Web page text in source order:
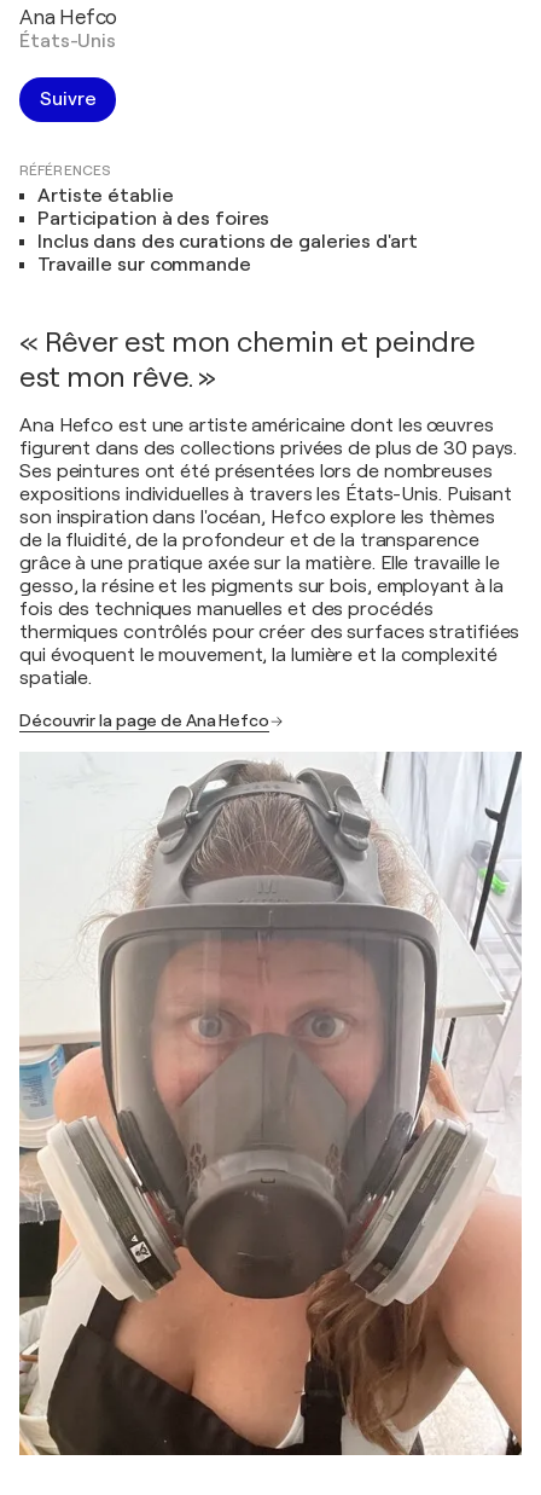
Ana Hefco
États-Unis
Suivre
RÉFÉRENCES
Artiste établie
Participation à des foires
Inclus dans des curations de galeries d'art
Travaille sur commande
« Rêver est mon chemin et peindre
est mon rêve. »
Ana Hefco est une artiste américaine dont les œuvres
figurent dans des collections privées de plus de 30 pays.
Ses peintures ont été présentées lors de nombreuses
expositions individuelles à travers les États-Unis. Puisant
son inspiration dans l'océan, Hefco explore les thèmes
de la fluidité, de la profondeur et de la transparence
grâce à une pratique axée sur la matière. Elle travaille le
gesso, la résine et les pigments sur bois, employant à la
fois des techniques manuelles et des procédés
thermiques contrôlés pour créer des surfaces stratifiées
qui évoquent le mouvement, la lumière et la complexité
spatiale.
Découvrir la page de Ana Hefco